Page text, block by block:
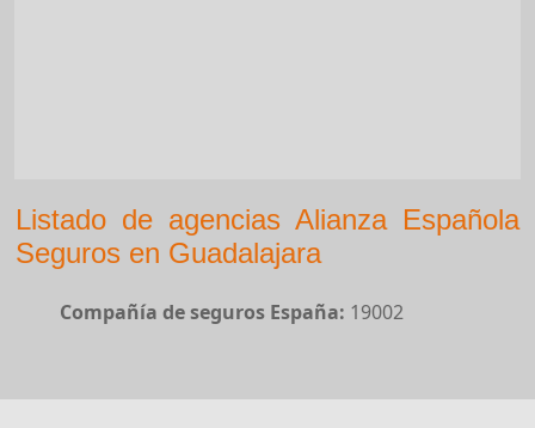
Listado de agencias Alianza Española
Seguros en Guadalajara
Compañía de seguros España: 19002